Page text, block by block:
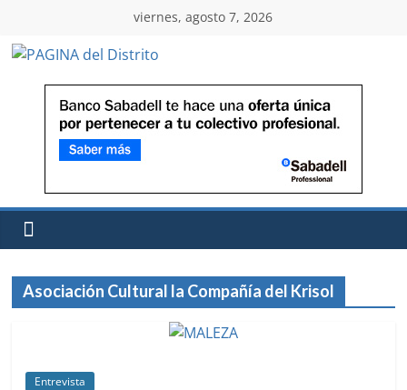
viernes, agosto 7, 2026
Asociación Cultural la Compañía del Krisol
Entrevista